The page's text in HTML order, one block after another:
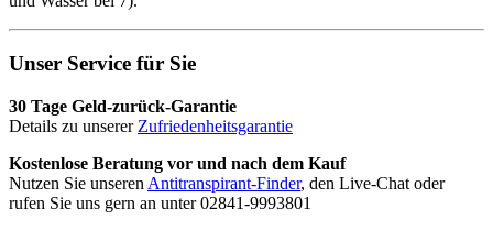
Unser Service für Sie
30 Tage Geld-zurück-Garantie
Details zu unserer Zufriedenheitsgarantie
Kostenlose Beratung vor und nach dem Kauf
Nutzen Sie unseren Antitranspirant-Finder, den Live-Chat oder
rufen Sie uns gern an unter 02841-9993801